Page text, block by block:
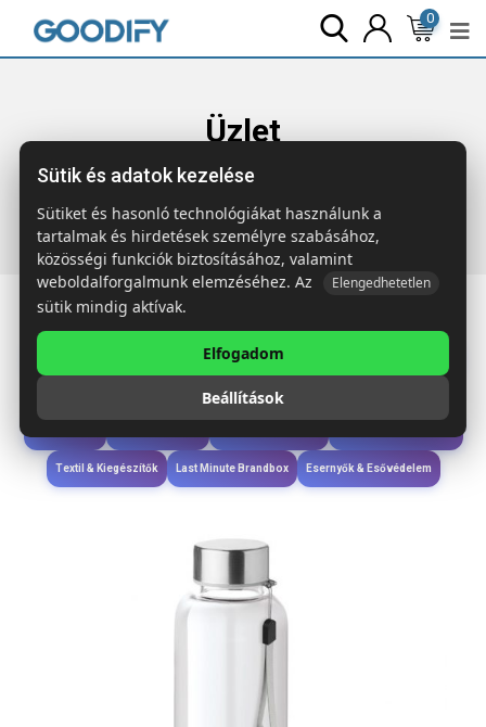
0
Üzlet
Főoldal Termékek Étkezés & Ivás
500 ml
Étkezés & Ivás
Wellness & Ápolás
Textil & Kiegészítők Last Minute Brandbox Esernyők & Esővédelem
Sütik és adatok kezelése
Sütiket és hasonló technológiákat használunk a
tartalmak és hirdetések személyre szabásához,
közösségi funkciók biztosításához, valamint
weboldalforgalmunk elemzéséhez. Az
Elengedhetetlen
sütik mindig aktívak.
Elfogadom
Beállítások